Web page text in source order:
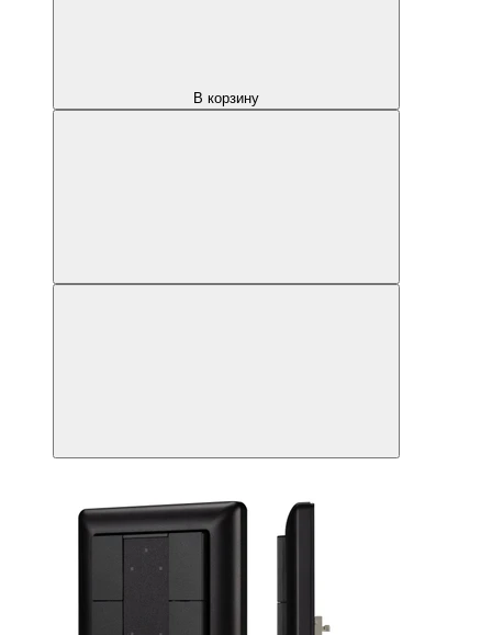
В корзину